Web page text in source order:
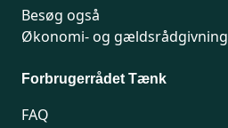
Besøg også
Økonomi- og gældsrådgivning
Forbrugerrådet Tænk
FAQ